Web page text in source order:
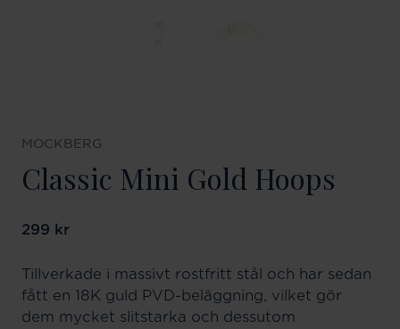
MOCKBERG
Classic Mini Gold Hoops
Pris :299 kr
299 kr
Tillverkade i massivt rostfritt stål och har sedan
fått en 18K guld PVD-beläggning, vilket gör
dem mycket slitstarka och dessutom